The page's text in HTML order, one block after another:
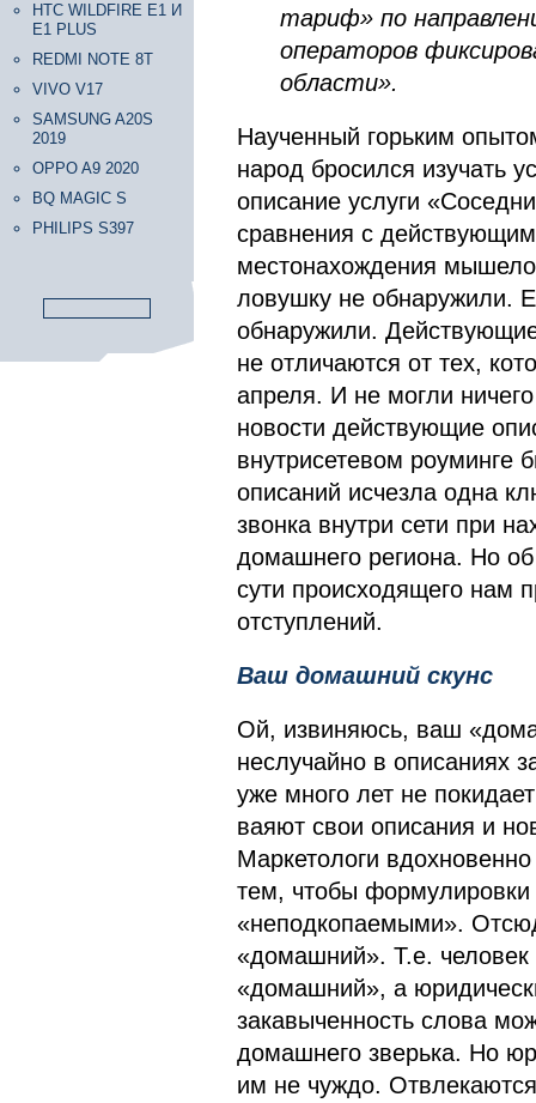
HTC WILDFIRE E1 И
E1 PLUS
REDMI NOTE 8T
VIVO V17
SAMSUNG A20S
2019
OPPO A9 2020
BQ MAGIC S
PHILIPS S397
тариф» по
операторов
области».
Наученный горьким
народ бросился изучать
описание услуги
сравнения с
местонахождения
ловушку не обнаружили.
обнаружили.
не отличаются от тех,
апреля. И не могли
новости действующие
внутрисетевом роуминге
описаний исчезла одна
звонка внутри сети при
домашнего региона. Но
сути происходящего нам
отступлений.
Ваш домашний скунс
Ой, извиняюсь, ваш
неслучайно в описаниях
уже много лет не
ваяют свои описания и
Маркетологи
тем, чтобы формулировки
«неподкопаемыми».
«домашний». Т.е. человек
«домашний», а
закавыченность слова
домашнего зверька. Но
им не чуждо.